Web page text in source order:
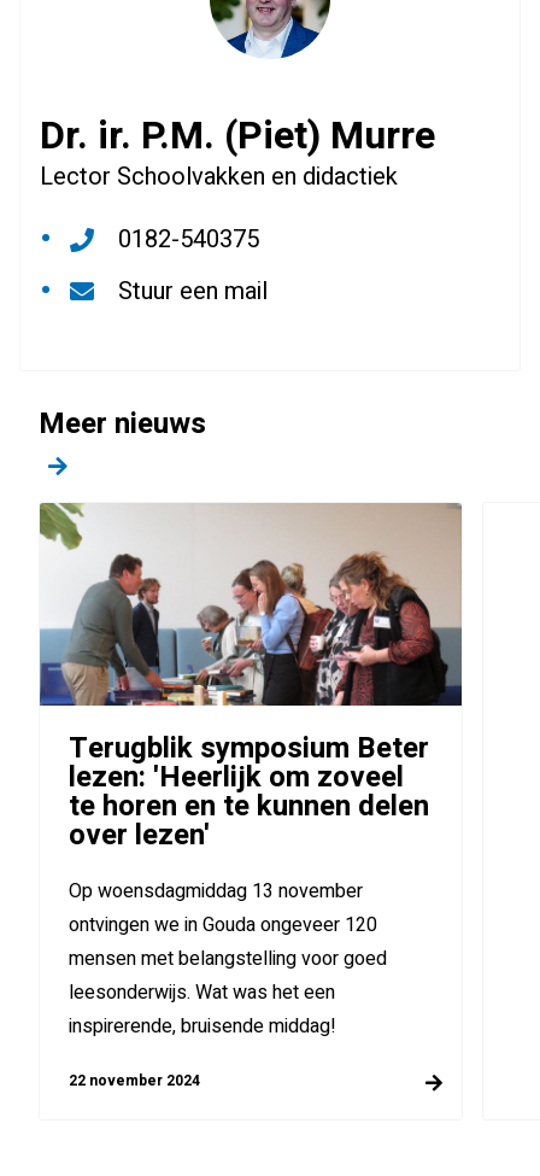
Dr. ir. P.M. (Piet) Murre
Lector Schoolvakken en didactiek
0182-540375
Stuur een mail
Meer nieuws
Terugblik symposium Beter
lezen: 'Heerlijk om zoveel
te horen en te kunnen delen
over lezen'
Op woensdagmiddag 13 november
ontvingen we in Gouda ongeveer 120
mensen met belangstelling voor goed
leesonderwijs. Wat was het een
inspirerende, bruisende middag!
22 november 2024